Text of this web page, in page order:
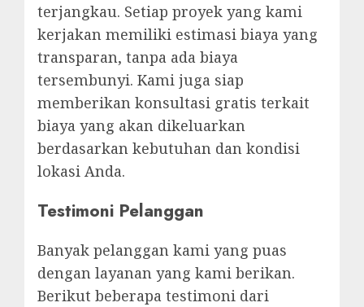
terjangkau. Setiap proyek yang kami
kerjakan memiliki estimasi biaya yang
transparan, tanpa ada biaya
tersembunyi. Kami juga siap
memberikan konsultasi gratis terkait
biaya yang akan dikeluarkan
berdasarkan kebutuhan dan kondisi
lokasi Anda.
Testimoni Pelanggan
Banyak pelanggan kami yang puas
dengan layanan yang kami berikan.
Berikut beberapa testimoni dari